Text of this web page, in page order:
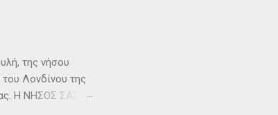
Φεύγωντας ο
της νήσου
Λονδίνου της
Η ΝΗΣΟΣ ΣΑΣΩΝ